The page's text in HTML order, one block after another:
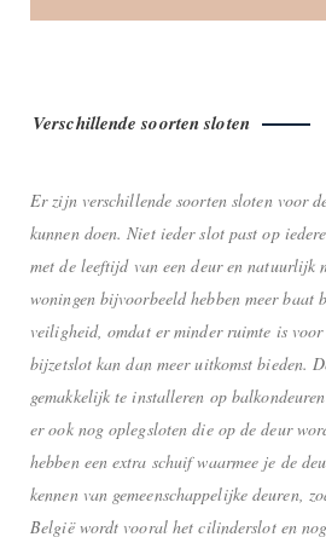
Verschillende soorten sloten
Er zijn verschillende soorten sloten voor
kunnen doen. Niet ieder slot past op
met de leeftijd van een deur en natuurlijk
woningen bijvoorbeeld hebben meer baat
veiligheid, omdat er minder ruimte is
bijzetslot kan dan meer uitkomst bieden.
gemakkelijk te installeren op
er ook nog oplegsloten die op de deur
hebben een extra schuif waarmee je de
kennen van gemeenschappelijke deuren,
België wordt vooral het cilinderslot en